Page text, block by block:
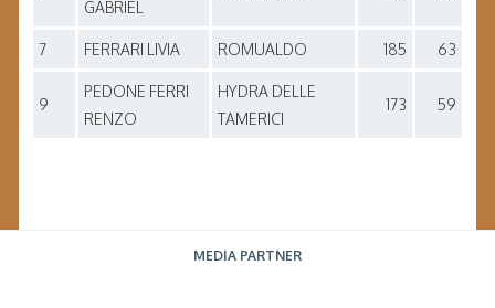
GABRIEL
7 FERRARI LIVIA ROMUALDO 185 63
9
PEDONE FERRI
RENZO
HYDRA DELLE
TAMERICI
173 59
MEDIA PARTNER